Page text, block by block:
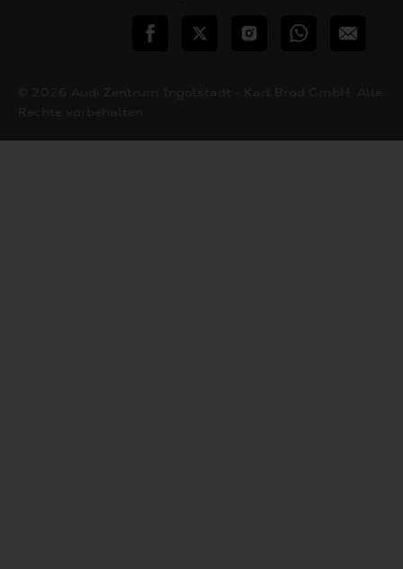
teilen Twitter InstagramWhatsApp
E-